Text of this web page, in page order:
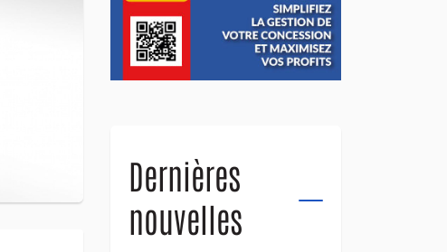
Dernières
nouvelles